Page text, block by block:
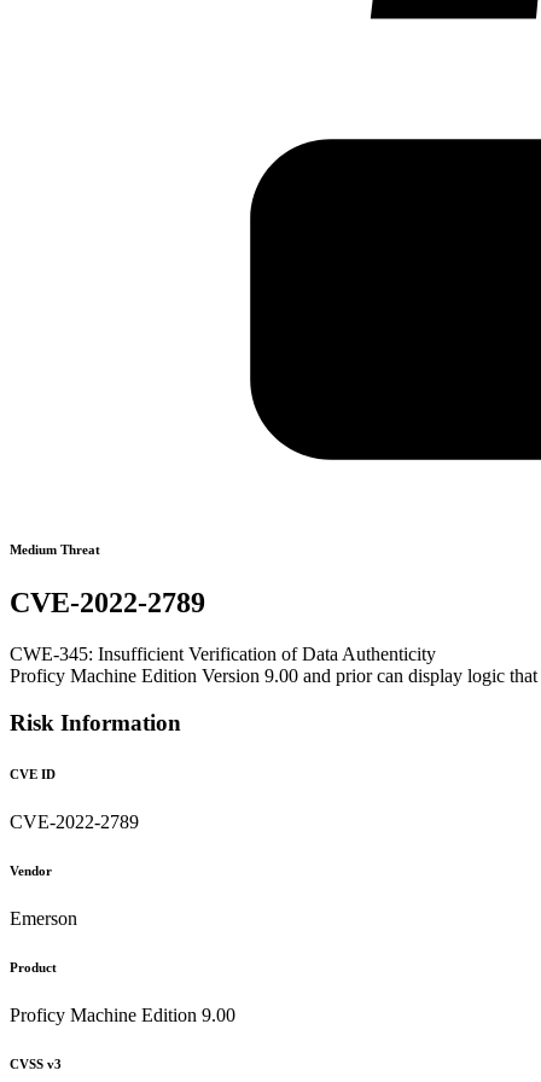
Medium Threat
CVE-2022-2789
CWE-345: Insufficient Verification of Data Authenticity
Proficy Machine Edition Version 9.00 and prior can display logic
Risk Information
CVE ID
CVE-2022-2789
Vendor
Emerson
Product
Proficy Machine Edition 9.00
CVSS v3